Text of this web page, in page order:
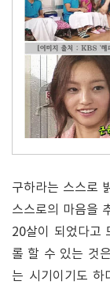
구하라는 스스로
스스로의 마음을
20살이 되었다고
롤 할 수 있는 것
는 시기이기도 하